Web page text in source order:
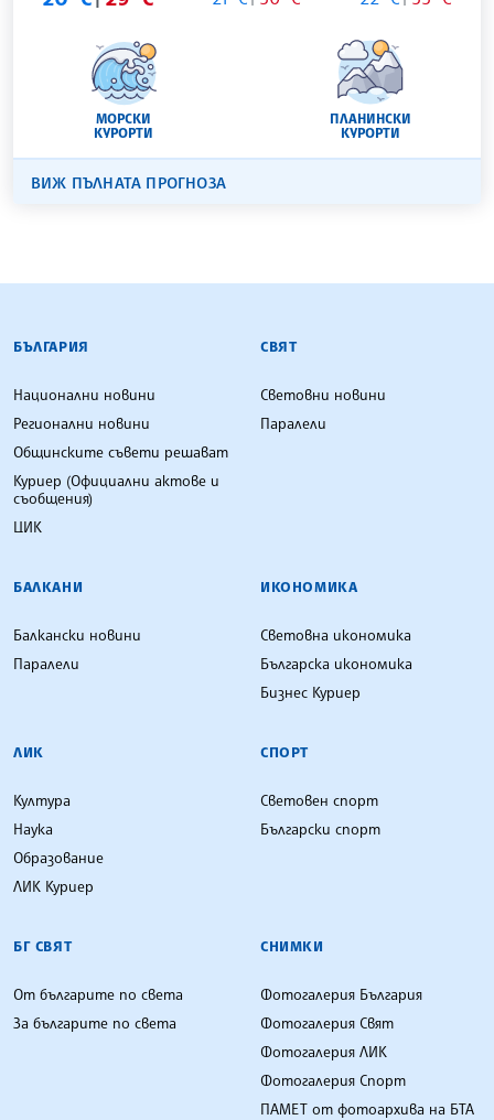
МОРСКИ
КУРОРТИ
ПЛАНИНСКИ
КУРОРТИ
ВИЖ ПЪЛНАТА ПРОГНОЗА
БЪЛГАРСКА ТЕЛЕГРАФНА АГЕНЦИЯ
БЪЛГАРИЯ
Национални новини
Регионални новини
Общинските съвети решават
Куриер (Официални актове и
съобщения)
ЦИК
СВЯТ
Световни новини
Паралели
БАЛКАНИ
Балкански новини
Паралели
ИКОНОМИКА
Световна икономика
Българска икономика
Бизнес Куриер
ЛИК
Култура
Наука
Образование
ЛИК Куриер
СПОРТ
Световен спорт
Български спорт
БГ СВЯТ
От българите по света
За българите по света
СНИМКИ
Фотогалерия България
Фотогалерия Свят
Фотогалерия ЛИК
Фотогалерия Спорт
ПАМЕТ от фотоархива на БТА